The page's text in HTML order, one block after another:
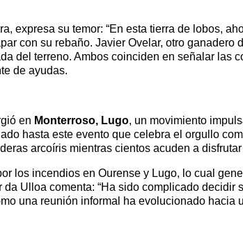
expresa su temor: “En esta tierra de lobos,
con su rebaño. Javier Ovelar, otro ganadero
del terreno. Ambos coinciden en señalar las
de ayudas.
en Monterroso, Lugo, un movimiento
hasta este evento que celebra el orgullo
arcoíris mientras cientos acuden a
los incendios en Ourense y Lugo, lo cual
Ulloa comenta: “Ha sido complicado decidir
una reunión informal ha evolucionado hacia